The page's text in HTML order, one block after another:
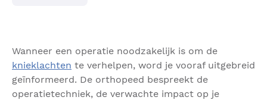
Wanneer een operatie noodzakelijk is om de
knieklachten te verhelpen, word je vooraf uitgebreid
geïnformeerd. De orthopeed bespreekt de
operatietechniek, de verwachte impact op je